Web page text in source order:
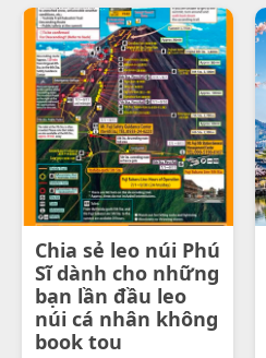
Chia sẻ leo núi Phú
Sĩ dành cho những
bạn lần đầu leo
núi cá nhân không
book tou